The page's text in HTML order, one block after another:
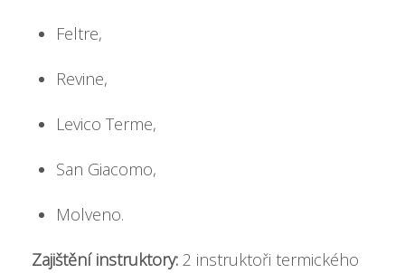
Feltre,
Revine,
Levico Terme,
San Giacomo,
Molveno.
Zajištění instruktory: 2 instruktoři termického